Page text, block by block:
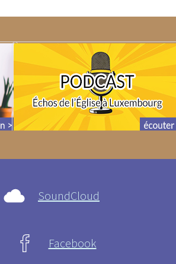
SoundCloud
Facebook